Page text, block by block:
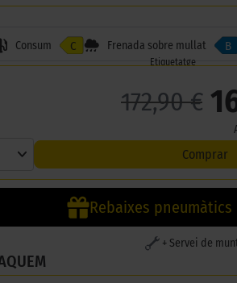
Consum C Frenada sobre mullat B
Etiquetatge
172,90 €
Comprar
Rebaixes
+ Servei de